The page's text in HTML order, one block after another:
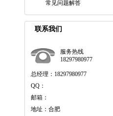
常见问题解答
联系我们
服务热线
18297980977
总经理：18297980977
QQ：
邮箱：
地址：合肥